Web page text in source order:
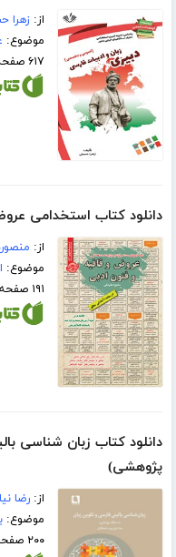
از:زهرا
موضوع:
۶۱۷ صفحه
دانلود کتاب استخدامی
از:
موضوع:
۱۹۱ صفحه
دانلود کتاب زبان شناسی
پژوهشی)
از:رضا
موضوع:
۲۰۰ صفحه